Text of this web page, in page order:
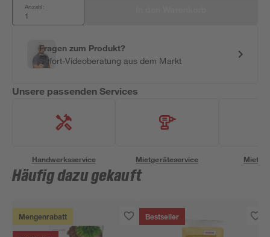
Anzahl:
Fragen zum Produkt?
Sofort-Videoberatung aus dem Markt
Unsere passenden Services
Handwerksservice Mietgeräteservice
Häufig dazu gekauft
Mengenrabatt Bestseller